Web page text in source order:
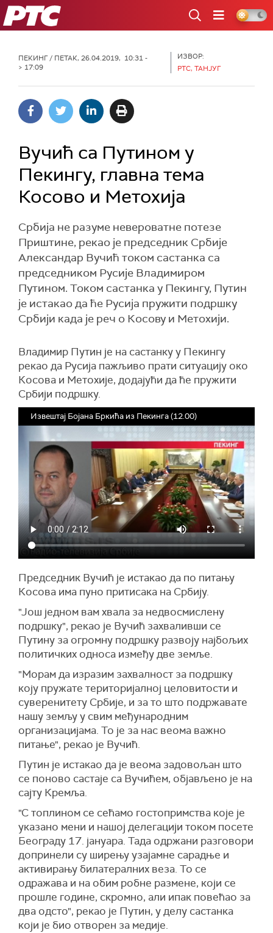
РТС
ПЕКИНГ/ ПЕТАК, 26.04.2019, 10:31 -
> 17:09
ИЗВОР:
РТС, ТАНЈУГ
Вучић сa Путином у
Пекингу, главна тема
Косово и Метохија
Србија не разуме невероватне потезе
Приштине, рекао је председник Србије
Александар Вучић током састанка са
председником Русије Владимиром
Путином. Током састанка у Пекингу, Путин
је истакао да ће Русија пружити подршку
Србији када је реч о Косову и Метохији.
Владимир Путин је на састанку у Пекингу
рекао да Русија пажљиво прати ситуацију око
Косова и Метохије, додајући да ће пружити
Србији подршку.
Извештај Бојана Бркића из Пекинга (12.00)
Председник Вучић је истакао да по питању
Косова има пуно притисака на Србију.
"Још једном вам хвала за недвосмислену
подршку", рекао је Вучић захваливши се
Путину за огромну подршку развоју најбољих
политичких односа између две земље.
"Морам да изразим захвалност за подршку
коју пружате територијалној целовитости и
суверенитету Србије, и за то што подржавате
нашу земљу у свим међународним
организацијама. То је за нас веома важно
питање", рекао је Вучић.
Путин је истакао да је веома задовољан што
се поново састаје са Вучићем, објављено је на
сајту Кремља.
"С топлином се сећамо гостопримства које је
указано мени и нашој делегацији током посете
Београду 17. јануара. Тада одржани разговори
допринели су ширењу узајамне сарадње и
активирању билатералних веза. То се
одражава и на обим робне размене, који се
прошле године, скромно, али ипак повећао за
два одсто", рекао је Путин, у делу састанка
који је био отворен за медије.